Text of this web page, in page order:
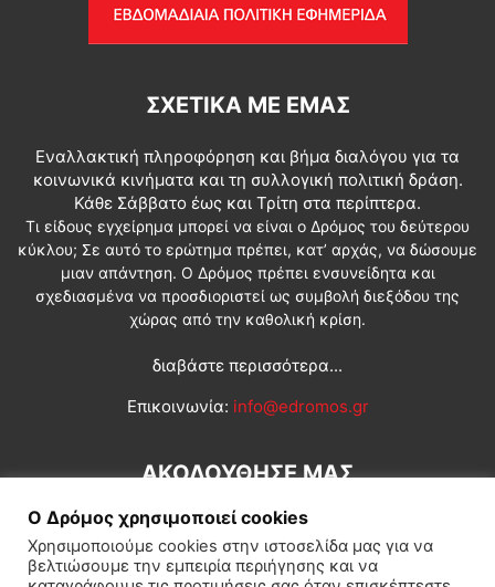
ΣΧΕΤΙΚΆ ΜΕ ΕΜΆΣ
Εναλλακτική πληροφόρηση και βήμα διαλόγου για τα
κοινωνικά κινήματα και τη συλλογική πολιτική δράση.
Κάθε Σάββατο έως και Τρίτη στα περίπτερα.
Τι είδους εγχείρημα μπορεί να είναι ο Δρόμος του δεύτερου
κύκλου; Σε αυτό το ερώτημα πρέπει, κατ’ αρχάς, να δώσουμε
μιαν απάντηση. Ο Δρόμος πρέπει ενσυνείδητα και
σχεδιασμένα να προσδιοριστεί ως συμβολή διεξόδου της
χώρας από την καθολική κρίση.
διαβάστε περισσότερα...
Επικοινωνία: info@edromos.gr
ΑΚΟΛΟΥΘΗΣΕ ΜΑΣ
Ο Δρόμος χρησιμοποιεί cookies
Χρησιμοποιούμε cookies στην ιστοσελίδα μας για να
βελτιώσουμε την εμπειρία περιήγησης και να